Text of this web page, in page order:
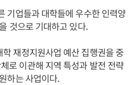
기업들과 대학들에 우수한 인력양
것으로 기대하고 있다.
재정지원사업 예산 집행권을 중
로 이관해 지역 특성과 발전 전략
하는 사업이다.